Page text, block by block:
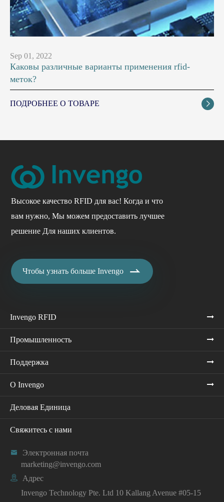
Sep 01, 2022
Каковы различные варианты применения rfid-
меток?
ПОДРОБНЕЕ О ТОВАРЕ 
Высокое качество RFID для вас! Когда и что
вам нужно, Мы можем предоставить лучшее
решение Для наших клиентов.
Чтобы узнать больше Invengo 
Invengo RFID
Промышленность
Поддержка
О Invengo
Деловая Единица
Свяжитесь с нами

Электронная почта
marketing@invengo.com

Адрес
Invengo Technology Pte. Ltd 10 Kallang Avenue #05-15